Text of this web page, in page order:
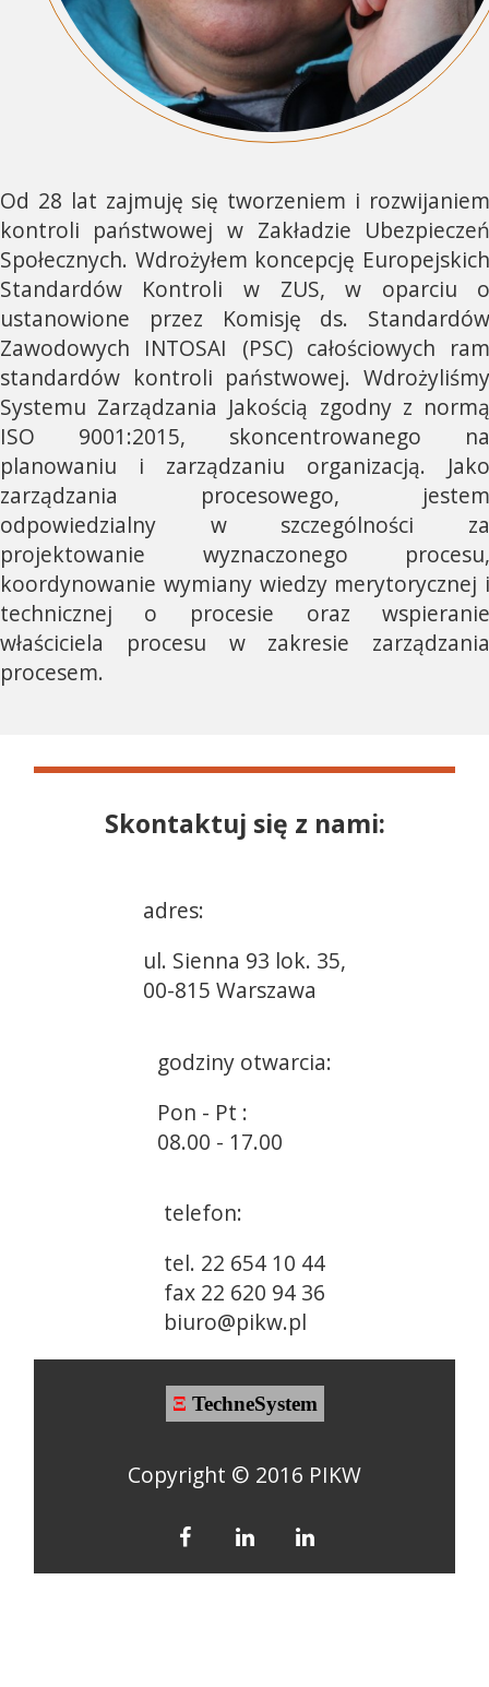
Od 28 lat zajmuję się tworzeniem i
kontroli państwowej w Zakładzie
Społecznych. Wdrożyłem koncepcję
Standardów Kontroli w ZUS, w oparciu
ustanowione przez Komisję ds.
Zawodowych INTOSAI (PSC) całościowych
standardów kontroli państwowej.
Systemu Zarządzania Jakością zgodny z
ISO 9001:2015, skoncentrowanego
planowaniu i zarządzaniu organizacją.
zarządzania procesowego,
odpowiedzialny w szczególności
projektowanie wyznaczonego
koordynowanie wymiany wiedzy merytorycznej
technicznej o procesie oraz
właściciela procesu w zakresie
procesem.
Skontaktuj się z nami:
adres:
ul. Sienna 93 lok. 35,
00-815 Warszawa
godziny otwarcia:
Pon - Pt :
08.00 - 17.00
telefon:
tel. 22 654 10 44
fax 22 620 94 36
biuro@pikw.pl
Ξ TechneSystem
Copyright © 2016 PIKW